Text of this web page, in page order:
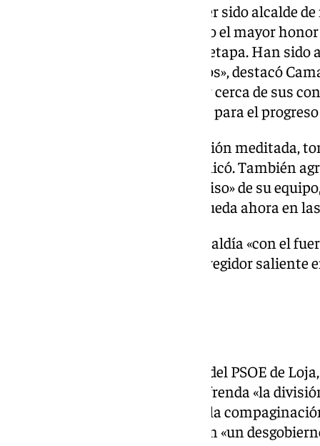
«No hay mayor orgullo que haber sido alcalde
años. Representar a Loja ha sido el mayor
momento de iniciar una nueva etapa. Han
de trabajo y de grandes proyectos», destacó
objetivo ha sido «siempre» estar cerca de sus
ayudando y trabajando cada día para el
Su renuncia parte de «una decisión meditada,
siempre en el bien» de Loja, explicó. También
trabajo, la lealtad y el compromiso» de su
ciudad «siga avanzando y que queda ahora en
Joaquín Ordóñez asumirá la alcaldía «con el
por nuestra ciudad», aseveró el regidor saliente
Desde la oposición, el portavoz del PSOE de
dimisión del alcalde saliente refrenda «la
gobierno», que ha derivado, con la
renunciado con el de senador, en «un